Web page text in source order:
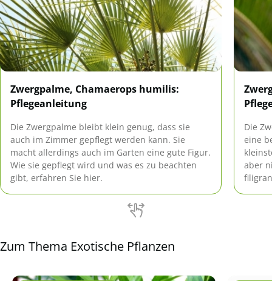
Zwergpalme, Chamaerops humilis:
Pflegeanleitung
Die Zwergpalme bleibt klein genug, dass sie
auch im Zimmer gepflegt werden kann. Sie
macht allerdings auch im Garten eine gute Figur.
Wie sie gepflegt wird und was es zu beachten
gibt, erfahren Sie hier.
Die
eine
aber
Zum Thema Exotische Pflanzen